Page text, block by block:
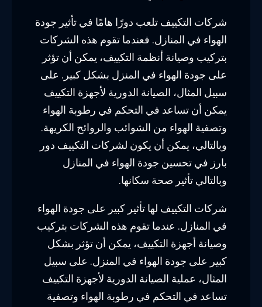
شركات التكييف تلعب دورًا هامًا في تأثير جودة
الهواء في المنازل. فعندما تقوم هذه الشركات
بتركيب وصيانة أنظمة التكييف، يمكن أن تؤثر
على جودة الهواء في المنزل بشكل كبير. على
سبيل المثال، الصيانة الدورية لأجهزة التكييف
يمكن أن تساعد في التحكم في رطوبة الهواء
وتصفية الهواء من الشوائب والروائح الكريهة.
وبالتالي، يمكن أن يكون لشركات التكييف دور
بارز في تحسين جودة الهواء في المنازل
وبالتالي تأثير صحة سكانها.
شركات التكييف لها تأثير كبير على جودة الهواء
في المنازل. عندما تقوم هذه الشركات بتركيب
وصيانة أجهزة التكييف، يمكن أن تؤثر بشكل
كبير على جودة الهواء في المنزل. على سبيل
المثال، عملية الصيانة الدورية لأجهزة التكييف
تساعد في التحكم في رطوبة الهواء وتصفية